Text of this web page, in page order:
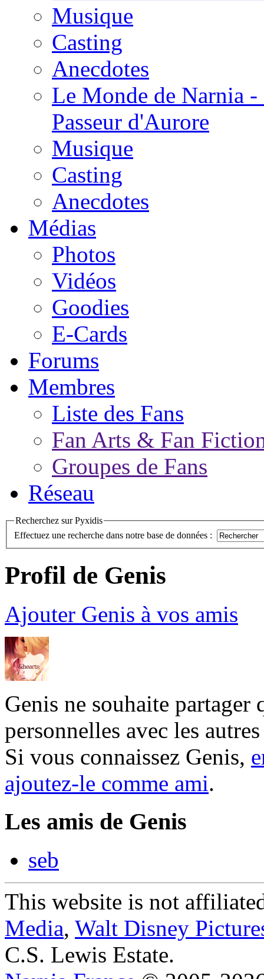
Musique
Casting
Anecdotes
Le Monde de Narnia
Passeur d'Aurore
Musique
Casting
Anecdotes
Médias
Photos
Vidéos
Goodies
E-Cards
Forums
Membres
Liste des Fans
Fan Arts & Fan
Groupes de Fans
Réseau
Recherchez sur Pyxidis
Effectuez une recherche dans notre base de données :
Profil de Genis
Ajouter Genis à vos amis
Genis ne souhaite
personnelles avec les
Si vous connaissez Genis,
ajoutez-le comme ami.
Les amis de Genis
seb
This website is not
Media, Walt Disney
C.S. Lewis Estate.